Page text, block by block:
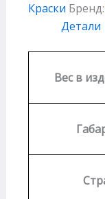
Краски Бренд:
Детали
Вес в